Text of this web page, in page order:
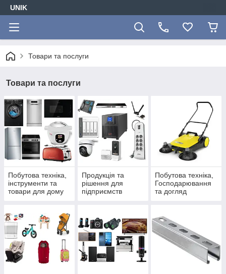
UNIK
Товари та послуги
Товари та послуги
Побутова техніка,
інструменти та
товари для дому
Продукція та
рішення для
підприємств
Побутова техніка,
Господарювання
та догляд